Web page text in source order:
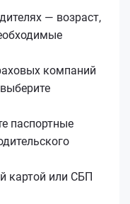
— возраст,
компаний
паспортные
картой или СБП